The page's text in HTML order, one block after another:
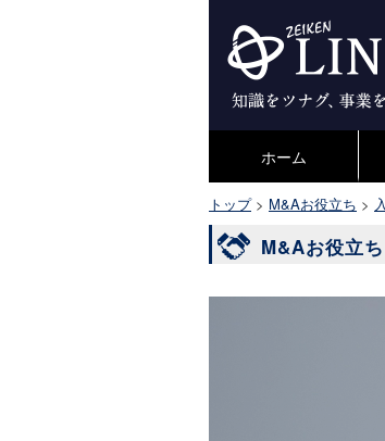
ホーム
トップ> M&Aお役立ち >
M&Aお役立